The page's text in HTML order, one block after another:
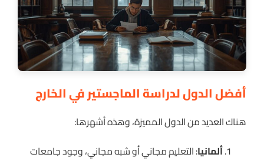
أفضل الدول لدراسة الماجستير في الخارج
هناك العديد من الدول المميزة، وهذه أشهرها:
ألمانيا: التعليم مجاني أو شبه مجاني، وجود جامعات